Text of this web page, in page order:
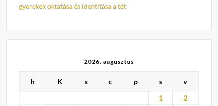
gyerekek oktatása és identitása a tét
2026. augusztus
h K s c p s v
1
2